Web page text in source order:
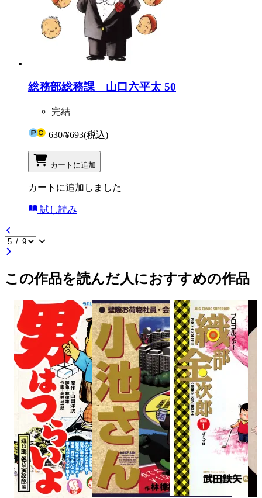
総務部総務課 山口六平太 50
完結
630/¥693(税込)
カートに追加
カートに追加しました
試し読み
この作品を読んだ人におすすめの作品